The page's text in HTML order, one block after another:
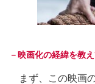
－映画化の経緯を教え
まず、この映画